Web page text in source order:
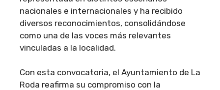
nacionales e internacionales y ha recibido
diversos reconocimientos, consolidándose
como una de las voces más relevantes
vinculadas a la localidad.
Con esta convocatoria, el Ayuntamiento de La
Roda reafirma su compromiso con la